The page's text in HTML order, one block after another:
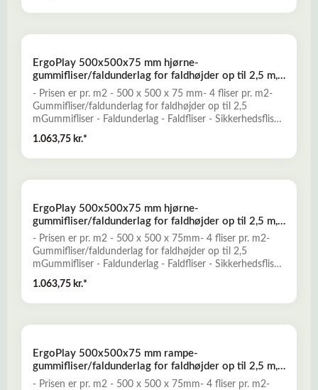
optimal falddæmpning og skridsikkerhed for opnåelse af
Miljøvenligt og ugiftigt- Mange forskellige dekorative
farver- Vanddrænende - permeabelt- Lav brandbarhedLæs
mere her om ErgoPlay gummifliser - faldunderlag
ErgoPlay 500x500x75 mm hjørne-
gummifliser/faldunderlag for faldhøjder op til 2,5 m,
basic kvalitet, rød
- Prisen er pr. m2 - 500 x 500 x 75 mm- 4 fliser pr. m2-
Gummifliser/faldunderlag for faldhøjder op til 2,5
mGummifliser - Faldunderlag - Faldfliser - Sikkerhedsfliser
traditionelle faldunderlag, og er konstrueret til at yde
optimal falddæmpning og skridsikkerhed for opnåelse af
prisbillig løsning, der kun kræver minimal vedligeholdelse.-
Miljøvenligt og ugiftigt- Mange forskellige dekorative
farver- Vanddrænende - permeabelt- Lav brandbarhedLæs
mere her om ErgoPlay gummifliser - faldunderlag
1.063,75 kr.*
ErgoPlay 500x500x75 mm hjørne-
gummifliser/faldunderlag for faldhøjder op til 2,5 m,
basic kvalitet, sort
- Prisen er pr. m2 - 500 x 500 x 75mm- 4 fliser pr. m2-
Gummifliser/faldunderlag for faldhøjder op til 2,5
mGummifliser - Faldunderlag - Faldfliser - Sikkerhedsfliser
- FaldgummiErgoPlay gummifliser er et godt alternativ til
traditionelle faldunderlag, og er konstrueret til at yde
optimal falddæmpning og skridsikkerhed for opnåelse af
Miljøvenligt og ugiftigt- Mange forskellige dekorative
farver- Vanddrænende - permeabelt- Lav brandbarhedLæs
mere her om ErgoPlay gummifliser - faldunderlag
1.063,75 kr.*
ErgoPlay 500x500x75 mm rampe-
gummifliser/faldunderlag for faldhøjder op til 2,5 m,
basic kvalitet, rød
- Prisen er pr. m2 - 500 x 500 x 75mm- 4 fliser pr. m2-